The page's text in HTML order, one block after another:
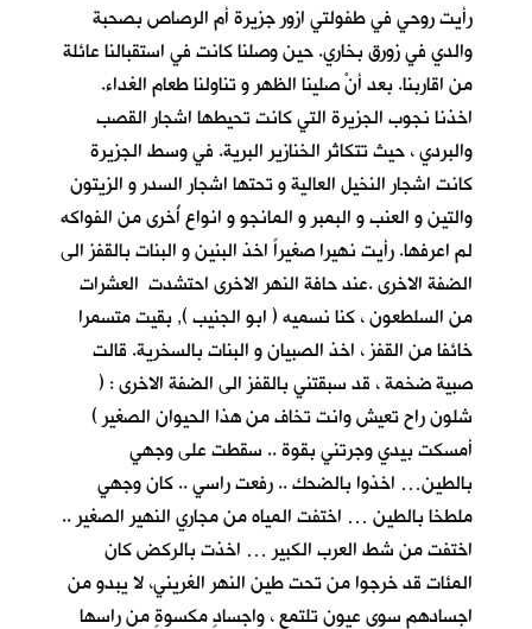
رأيت روحي في طفولتي ازور جزيرة أم الرصاص بصحبة
والدي في زورق بخاري. حين وصلنا كانت في استقبالنا عائلة
من اقاربنا. بعد أنْصلينا الظهر و تناولنا طعام الغداء.
اخذنا نجوب الجزيرة التي كانت تحيطها اشجار القصب
والبردي ، حيث تتكاثر الخنازير البرية. في وسط الجزيرة
كانت اشجار النخيل العالية و تحتها اشجار السدر و الزيتون
والتين و العنب و البمبر و المانجو و انواع أُخرى من الفواكه
لم اعرفها. رأيت نهيرا صغيراً اخذ البنين و البنات بالقفز الى
الضفة الاخرى .عند حافة النهر الاخرى احتشدت العشرات
من السلطعون ، كنا نسميه ( ابو الجنيب ), بقيت متسمرا
خائفا من القفز ، اخذ الصبيان و البنات بالسخرية. قالت
صبية ضخمة ، قد سبقتني بالقفز الى الضفة الاخرى : (
شلون راح تعيش وانت تخاف من هذا الحيوان الصغير )
أمسكت بيدي وجرتني بقوة .. سقطت على وجهي
بالطين… اخذوا بالضحك .. رفعت راسي .. كان وجهي
ملطخا بالطين … اختفت المياه من مجاري النهير الصغير ..
اختفت من شط العرب الكبير … اخذت بالركض كان
المئات قد خرجوا من تحت طين النهر الغريني، لا يبدو من
اجسادهم سوى عيون تلتمع ، واجسادٍ مكسوةٍ من راسها